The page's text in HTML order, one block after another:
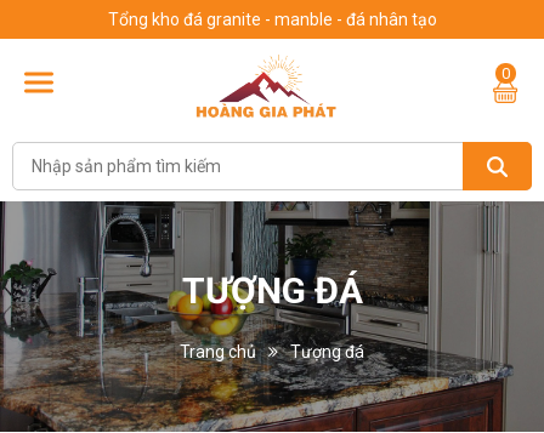
Tổng kho đá granite - manble - đá nhân tạo
0
TƯỢNG ĐÁ
Trang chủ Tượng đá